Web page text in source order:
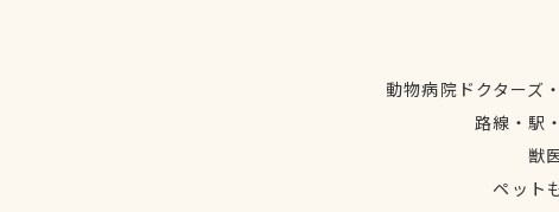
動物病院ドクターズ
路線・駅
獣
ペット